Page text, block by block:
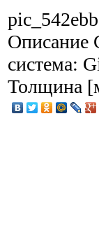
Описание
система:
Толщина